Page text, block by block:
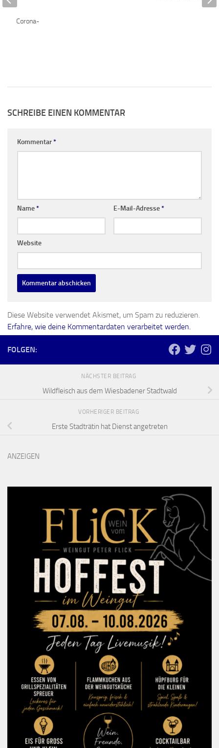
des Corona-
SCHREIBE EINEN KOMMENTAR
Kommentar*
Name* E-Mail-Adresse*
Website
Diese Website verwendet Akismet, um Spam zu reduzieren.
Erfahre, wie deine Kommentardaten verarbeitet werden.
FOLGEN:
NÄCHSTER BEITRAG
Wildfleisch aus dem Wiesbadener Stadtwald
VORHERIGER BEITRAG
Erste Stadträtin hat Dienst angetreten
ANZEIGEN